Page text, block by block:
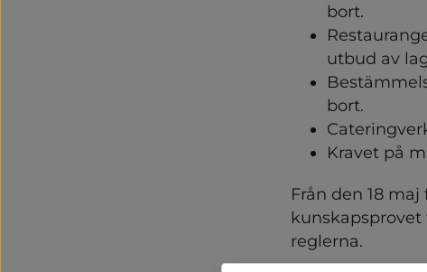
bort.
utbud av
bort.
Kravet på
Från den 18
reglerna.